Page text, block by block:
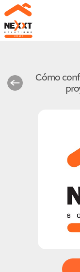
Cómo